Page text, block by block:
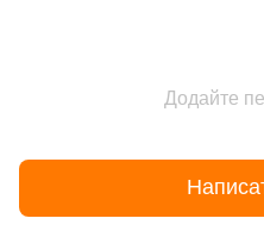
Додайте